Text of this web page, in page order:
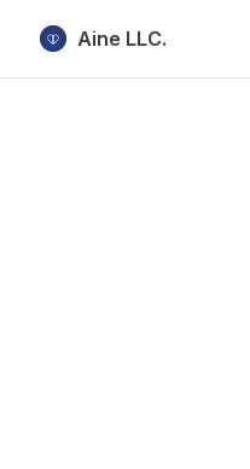
Skip to content
Aine LLC.